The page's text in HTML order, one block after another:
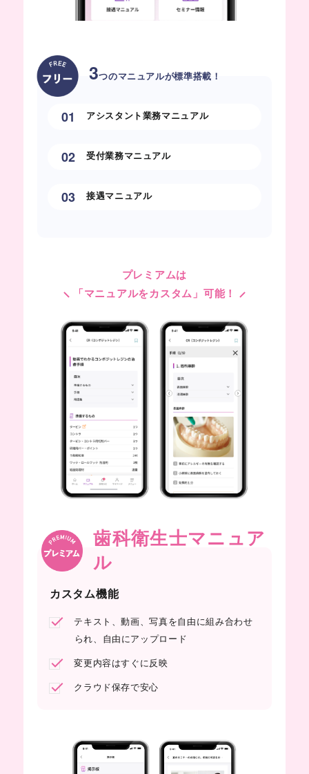
3つのマニュアルが標準搭載！
01 アシスタント業務マニュアル
02 受付業務マニュアル
03 接遇マニュアル
プレミアムは
「マニュアルをカスタム」可能！
歯科衛生士マニュア
ル
カスタム機能
テキスト、動画、写真を自由に組み合わせ
られ、 自由にアップロード
変更内容はすぐに反映
クラウド保存で安心